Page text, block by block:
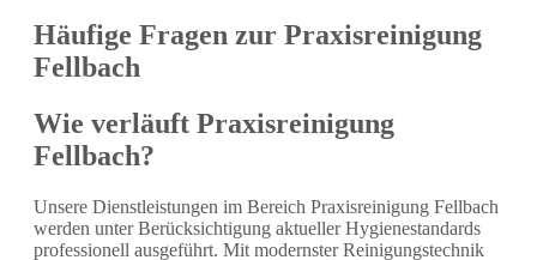
Häufige Fragen zur Praxisreinigung
Fellbach
Wie verläuft Praxisreinigung
Fellbach?
Unsere Dienstleistungen im Bereich Praxisreinigung Fellbach
werden unter Berücksichtigung aktueller Hygienestandards
professionell ausgeführt. Mit modernster Reinigungstechnik